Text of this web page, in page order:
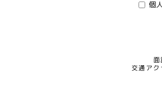
eメール：
個
面
交通アク